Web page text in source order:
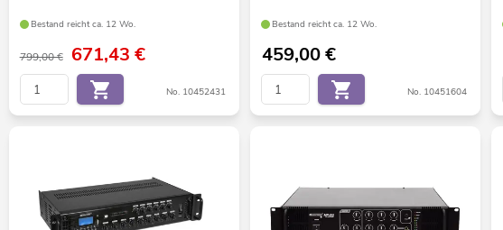
Bestand reicht ca. 12 Wo.
799,00 € 671,43 €
No. 10452431
Bestand reicht ca. 12 Wo.
459,00€
No. 10451604